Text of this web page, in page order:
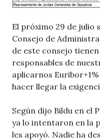
El próximo 29 de julio
Consejo de
de este consejo
responsables de
aplicarnos
hacer llegar la
Según dijo Bildu en el
ya lo intentaron en la
les apoyó. Nadie ha